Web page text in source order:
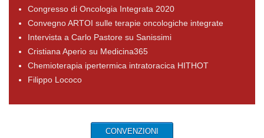
Congresso di Oncologia Integrata 2020
Convegno ARTOI sulle terapie oncologiche integrate
Intervista a Carlo Pastore su Sanissimi
Cristiana Aperio su Medicina365
Chemioterapia ipertermica intratoracica HITHOT
Filippo Lococo
CONVENZIONI